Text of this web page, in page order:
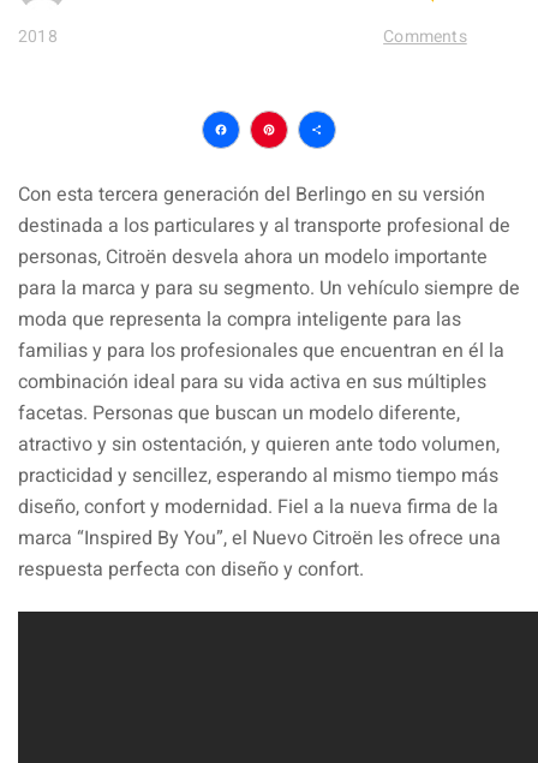
2018
Comments
Facebook
Pinterest
Compartir
Con esta tercera generación del Berlingo en su versión
destinada a los particulares y al transporte profesional de
personas, Citroën desvela ahora un modelo importante
para la marca y para su segmento. Un vehículo siempre de
moda que representa la compra inteligente para las
familias y para los profesionales que encuentran en él la
combinación ideal para su vida activa en sus múltiples
facetas. Personas que buscan un modelo diferente,
atractivo y sin ostentación, y quieren ante todo volumen,
practicidad y sencillez, esperando al mismo tiempo más
diseño, confort y modernidad. Fiel a la nueva firma de la
marca “Inspired By You”, el Nuevo Citroën les ofrece una
respuesta perfecta con diseño y confort.